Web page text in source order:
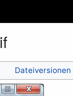
Dateiversionen